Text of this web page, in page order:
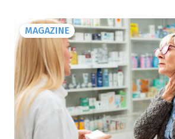
MAGAZINE